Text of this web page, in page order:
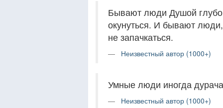
Бывают люди Душой
окунуться. И бывают
не запачкаться.
Неизвестный автор (1000+)
Умные люди иногда
Неизвестный автор (1000+)